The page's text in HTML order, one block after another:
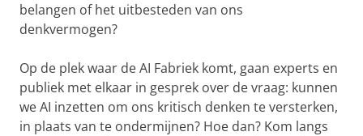
belangen of het uitbesteden van ons
denkvermogen?
Op de plek waar de AI Fabriek komt, gaan experts en
publiek met elkaar in gesprek over de vraag: kunnen
we AI inzetten om ons kritisch denken te versterken,
in plaats van te ondermijnen? Hoe dan? Kom langs